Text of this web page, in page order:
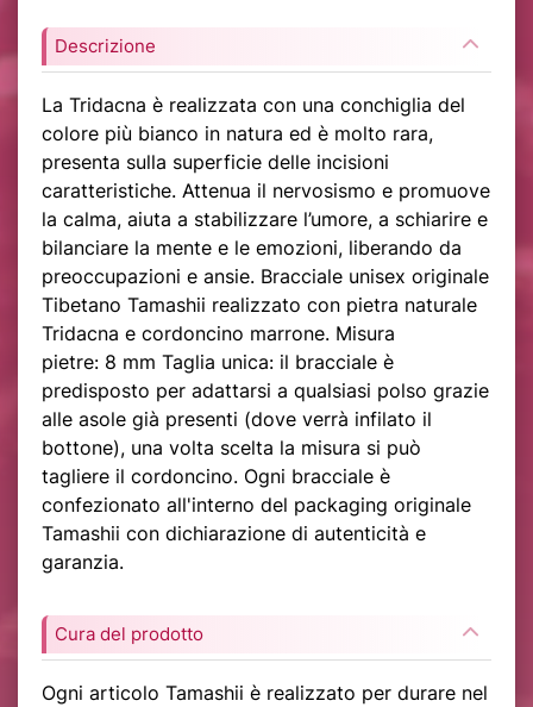
Descrizione
La Tridacna è realizzata con una conchiglia del
colore più bianco in natura ed è molto rara,
presenta sulla superficie delle incisioni
caratteristiche. Attenua il nervosismo e promuove
la calma, aiuta a stabilizzare l’umore, a schiarire e
bilanciare la mente e le emozioni, liberando da
preoccupazioni e ansie. Bracciale unisex originale
Tibetano Tamashii realizzato con pietra naturale
Tridacna e cordoncino marrone. Misura
pietre: 8 mm Taglia unica: il bracciale è
predisposto per adattarsi a qualsiasi polso grazie
alle asole già presenti (dove verrà infilato il
bottone), una volta scelta la misura si può
tagliere il cordoncino. Ogni bracciale è
confezionato all'interno del packaging originale
Tamashii con dichiarazione di autenticità e
garanzia.
Cura del prodotto
Ogni articolo Tamashii è realizzato per durare nel